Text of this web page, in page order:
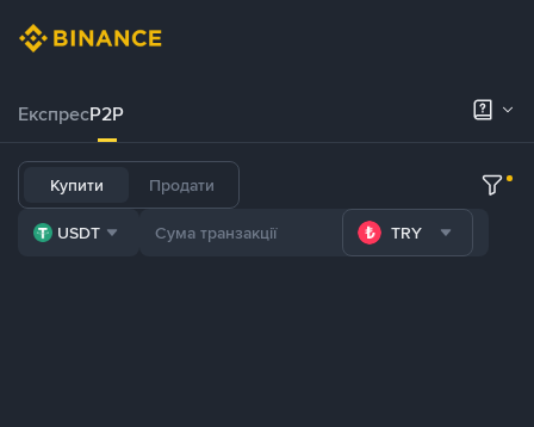
ЕкспресP2P
Купити Продати
USDT TRY